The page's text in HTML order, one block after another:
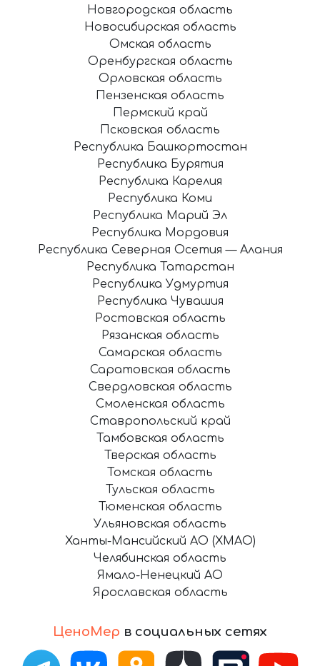
ЦеноМер в социальных сетях
Новгородская область
Новосибирская область
Омская область
Оренбургская область
Орловская область
Пензенская область
Пермский край
Псковская область
Республика Башкортостан
Республика Бурятия
Республика Карелия
Республика Коми
Республика Марий Эл
Республика Мордовия
Республика Северная Осетия — Алания
Республика Татарстан
Республика Удмуртия
Республика Чувашия
Ростовская область
Рязанская область
Самарская область
Саратовская область
Свердловская область
Смоленская область
Ставропольский край
Тамбовская область
Тверская область
Томская область
Тульская область
Тюменская область
Ульяновская область
Ханты-Мансийский АО (ХМАО)
Челябинская область
Ямало-Ненецкий АО
Ярославская область